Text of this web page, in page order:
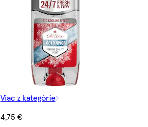
Viac z kategórie
4,75 €